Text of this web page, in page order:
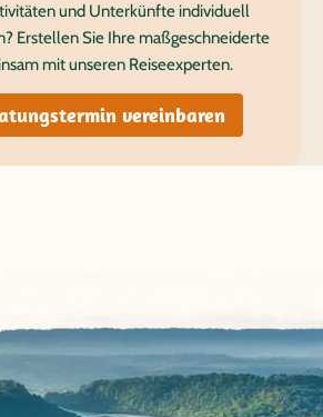
und Unterkünfte individuell
Erstellen Sie Ihre maßgeschneiderte
mit unseren Reiseexperten.
vereinbaren